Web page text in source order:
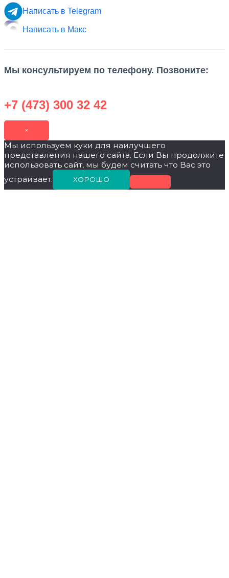
Написать в Telegram
Написать в Макс
Мы консультируем по телефону. Позвоните:
+7 (473) 300 32 42
×
Мы используем куки для наилучшего
представления нашего сайта. Если Вы продолжите
использовать сайт, мы будем считать что Вас это
устраивает.
ХОРОШО